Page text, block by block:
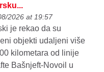
2026 at 19:57
je rekao da su
objekti udaljeni više
kilometara od linije
Bašnjeft-Novoil u